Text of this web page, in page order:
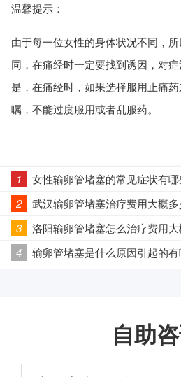
温馨提示：
由于每一位女性的身体状况不同，
同，在痛经时一定要找到诱因，对
是，在痛经时，如果选择服用止痛
嘱，不能过度服用或者乱服药。
1
女性输卵管堵塞的常见症状有
2
武汉输卵管堵塞治疗费用大概
3
洛阳输卵管堵塞怎么治疗费用
4
输卵管堵塞是什么原因引起的
自助